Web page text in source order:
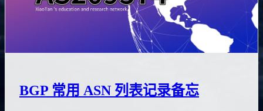
BGP 常用 ASN 列表记录备忘